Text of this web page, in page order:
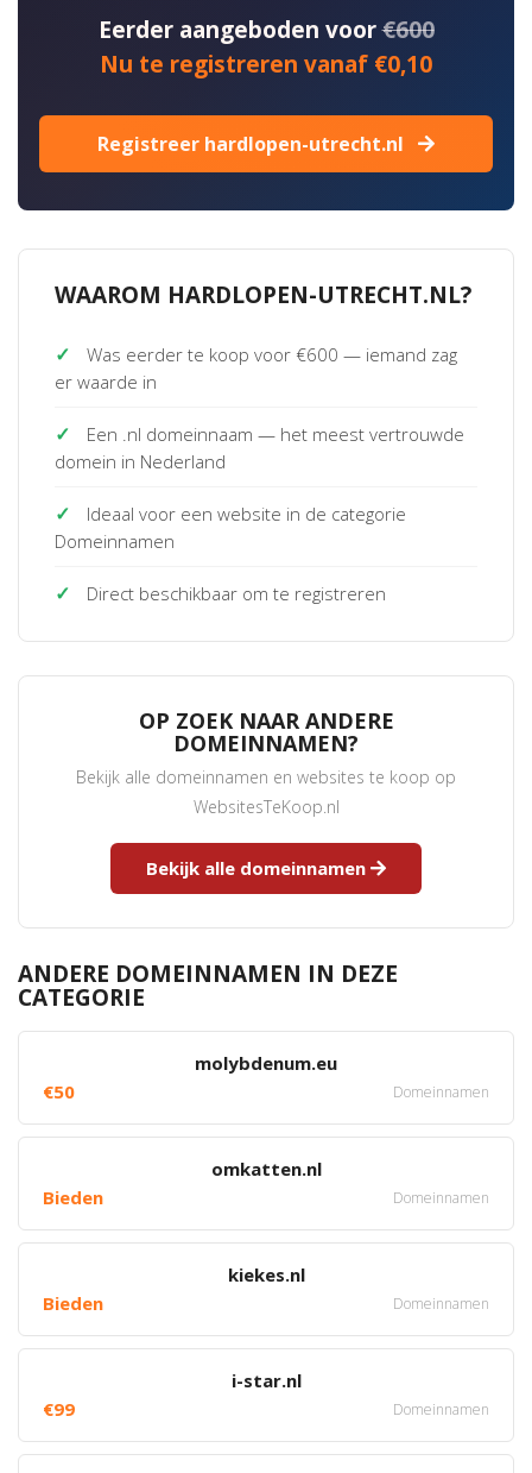
Eerder aangeboden voor€600
Nu te registreren vanaf €0,10
Registreer hardlopen-utrecht.nl
WAAROM HARDLOPEN-UTRECHT.NL?
✓
Was eerder te koop voor €600 — iemand zag
er waarde in
✓
Een .nl domeinnaam — het meest vertrouwde
domein in Nederland
✓
Ideaal voor een website in de categorie
Domeinnamen
✓ Direct beschikbaar om te registreren
OP ZOEK NAAR ANDERE
DOMEINNAMEN?
Bekijk alle domeinnamen en websites te koop op
WebsitesTeKoop.nl
Bekijk alle domeinnamen
ANDERE DOMEINNAMEN IN DEZE
CATEGORIE
molybdenum.eu
€50
Domeinnamen
omkatten.nl
Bieden
Domeinnamen
kiekes.nl
Bieden
Domeinnamen
i-star.nl
€99
Domeinnamen